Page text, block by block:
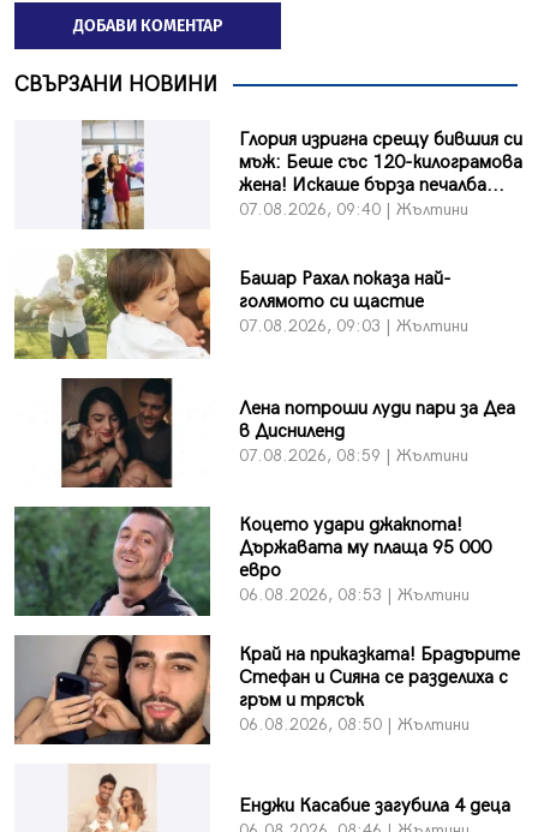
ДОБАВИ КОМЕНТАР
СВЪРЗАНИ НОВИНИ
Глория изригна срещу бившия си
мъж: Беше със 120-килограмова
жена! Искаше бърза печалба...
07.08.2026, 09:40 | Жълтини
Башар Рахал показа най-
голямото си щастие
07.08.2026, 09:03 | Жълтини
Лена потроши луди пари за Деа
в Дисниленд
07.08.2026, 08:59 | Жълтини
Коцето удари джакпота!
Държавата му плаща 95 000
евро
06.08.2026, 08:53 | Жълтини
Край на приказката! Брадърите
Стефан и Сияна се разделиха с
гръм и трясък
06.08.2026, 08:50 | Жълтини
Енджи Касабие загубила 4 деца